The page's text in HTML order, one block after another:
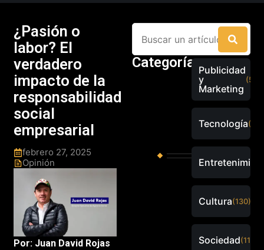
¿Pasión o
labor? El
verdadero
impacto de la
responsabilidad
social
empresarial
febrero 27, 2025
Opinión
Por: Juan David Rojas
CategoríasPublicidad
y
Marketing
Tecnología
Cultura(130)
Sociedad(115)